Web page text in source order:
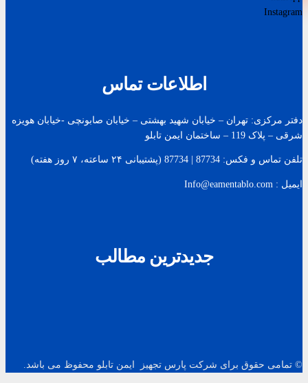
Instagram
اطلاعات تماس
دفتر مرکزی: تهران – خیابان شهید بهشتی – خیابان صابونچی -خیابان هويزه
شرقی – پلاک 119 – ساختمان ایمن تابلو
تلفن تماس و فکس: 87734 | 87734 (پشتیبانی ۲۴ ساعته، ۷ روز هفته)
ایمیل : Info@eamentablo.com
جدیدترین مطالب
© تمامی حقوق برای شرکت پارس تجهیز ایمن تابلو محفوظ می باشد.